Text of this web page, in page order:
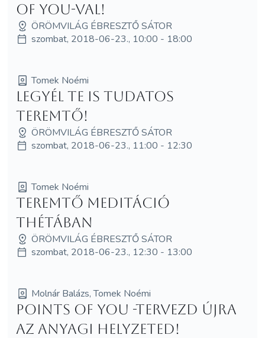
of You-val!
ÖRÖMVILÁG ÉBRESZTŐ SÁTOR
szombat, 2018-06-23., 10:00 - 18:00
Tomek Noémi
Legyél te is tudatos
teremtő!
ÖRÖMVILÁG ÉBRESZTŐ SÁTOR
szombat, 2018-06-23., 11:00 - 12:30
Tomek Noémi
Teremtő meditáció
thétában
ÖRÖMVILÁG ÉBRESZTŐ SÁTOR
szombat, 2018-06-23., 12:30 - 13:00
Molnár Balázs, Tomek Noémi
Points of You -Tervezd újra
az anyagi helyzeted!